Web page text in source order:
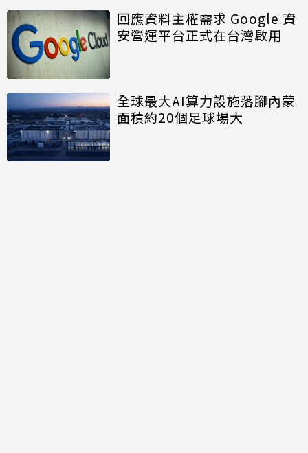
回應資料主權需求 Google 資
安營運平台正式在台灣啟用
全球最大AI算力設施落腳內蒙
面積約20個足球場大